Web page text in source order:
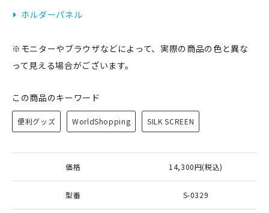
ホルダーパネル
※モニターやブラウザなどによって、実際の商品の色と異な
って見える場合がございます。
この商品のキーワード
便利グッズ WorldShopping SILK SCREEN
価格 14,300円(税込)
型番 S-0329